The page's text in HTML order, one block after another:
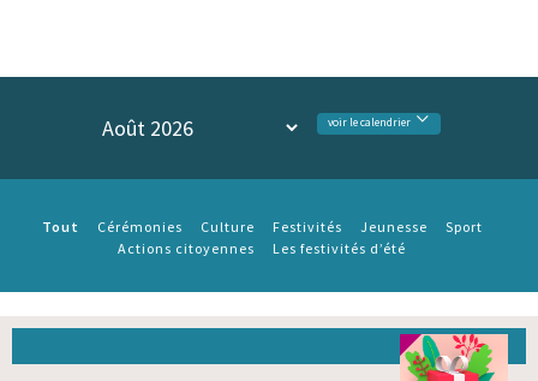
voir le calendrier
Tout Cérémonies Culture Festivités Jeunesse
Sport
Actions citoyennes
Les festivités d’été